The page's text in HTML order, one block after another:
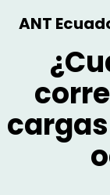
ANT